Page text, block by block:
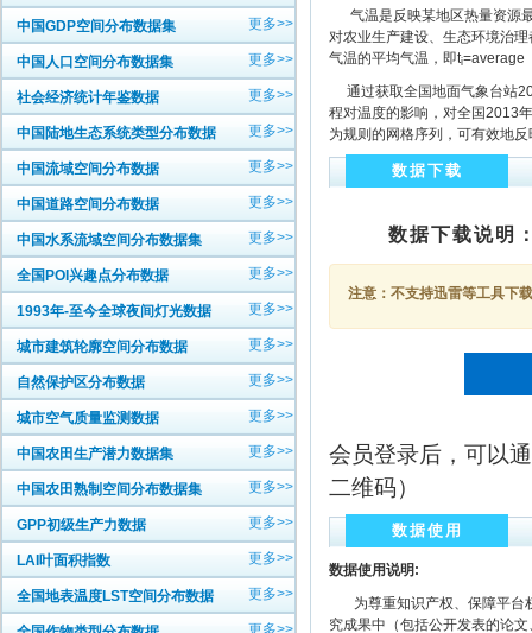
中国GDP空间分布数据集 更多>>
中国人口空间分布数据集 更多>>
社会经济统计年鉴数据 更多>>
中国陆地生态系统类型分布数据 更多>>
中国流域空间分布数据 更多>>
中国道路空间分布数据 更多>>
中国水系流域空间分布数据集 更多>>
全国POI兴趣点分布数据 更多>>
1993年-至今全球夜间灯光数据 更多>>
城市建筑轮廓空间分布数据 更多>>
自然保护区分布数据 更多>>
城市空气质量监测数据 更多>>
中国农田生产潜力数据集 更多>>
中国农田熟制空间分布数据集 更多>>
GPP初级生产力数据 更多>>
LAI叶面积指数 更多>>
全国地表温度LST空间分布数据 更多>>
更多>>
气温是反映某地区热量资源
对农业生产建设、生态环境治
气温的平均气温，即ti=average
通过获取全国地面气象台站
程对温度的影响，对全国2013
为规则的网格序列，可有效地
数据下载
数据下载说明
注意：不支持迅雷等工具下
会员登录后，可以
二维码）
数据使用
数据使用说明:
为尊重知识产权、保障平台
究成果中（包括公开发表的论